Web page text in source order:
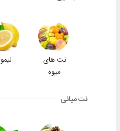
نت های
میوه
لیمو
نت میانی